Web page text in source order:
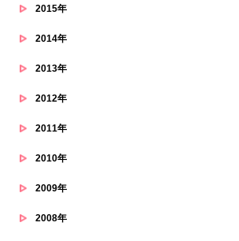
2015年
2014年
2013年
2012年
2011年
2010年
2009年
2008年